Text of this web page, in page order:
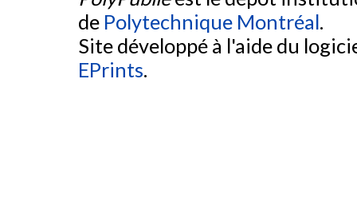
de Polytechnique Montréal.
Site développé à l'aide du
EPrints.